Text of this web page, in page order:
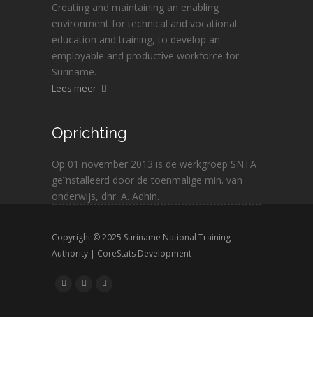
Creating and maintaining an enabling
environment for technical and vocational
education and training, to develop an
employable and productive workforce for
Suriname.
Lees meer
Oprichting
Op 01 november 2013 is de werkgroep SNTA
geïnstalleerd door de toenmalige min. van
onderwijs, dhr. A. Adhin.
Copyright © 2025 Suriname National Training
Authority | CoreStats Development